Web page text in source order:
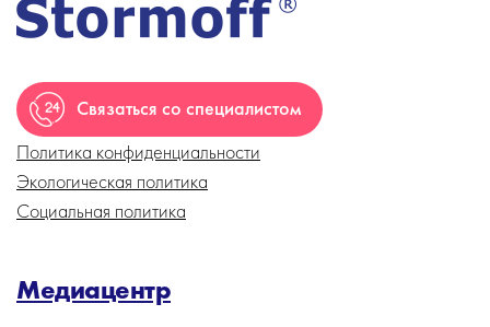
Связаться со специалистом
Политика конфиденциальности
Экологическая политика
Социальная политика
Медиацентр